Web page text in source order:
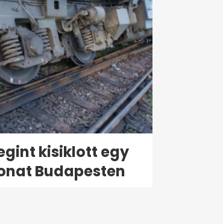
kisiklott egy
Budapesten